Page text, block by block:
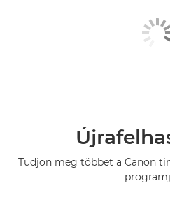
Tudjon meg többet a Canon